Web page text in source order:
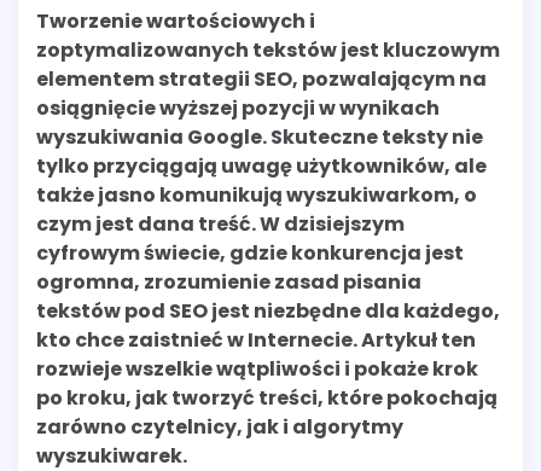
Tworzenie wartościowych i
zoptymalizowanych tekstów jest kluczowym
elementem strategii SEO, pozwalającym na
osiągnięcie wyższej pozycji w wynikach
wyszukiwania Google. Skuteczne teksty nie
tylko przyciągają uwagę użytkowników, ale
także jasno komunikują wyszukiwarkom, o
czym jest dana treść. W dzisiejszym
cyfrowym świecie, gdzie konkurencja jest
ogromna, zrozumienie zasad pisania
tekstów pod SEO jest niezbędne dla każdego,
kto chce zaistnieć w Internecie. Artykuł ten
rozwieje wszelkie wątpliwości i pokaże krok
po kroku, jak tworzyć treści, które pokochają
zarówno czytelnicy, jak i algorytmy
wyszukiwarek.